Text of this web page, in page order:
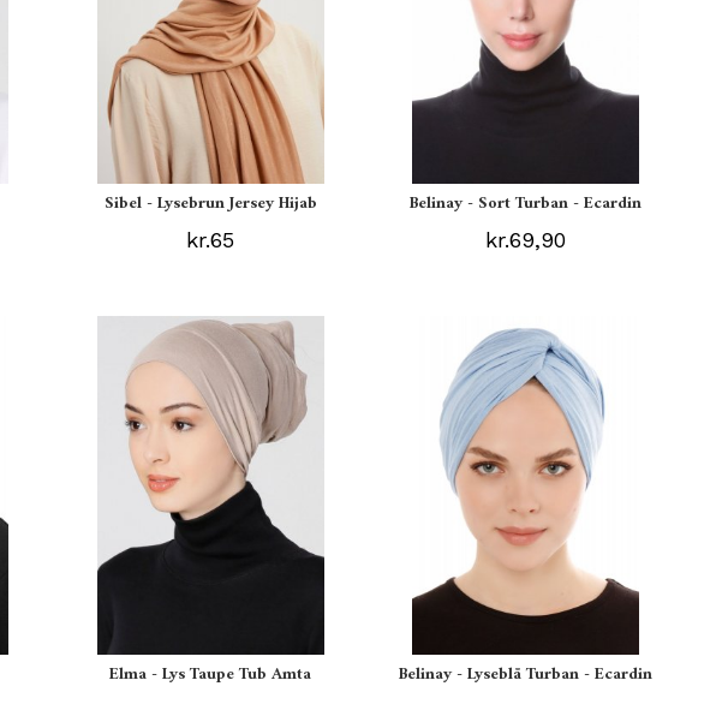
Sibel - Lysebrun Jersey Hijab
kr.65
Belinay - Sort Turban - Ecardin
kr.69,90
Elma - Lys Taupe Tub Amta Belinay - Lyseblå Turban - Ecardin